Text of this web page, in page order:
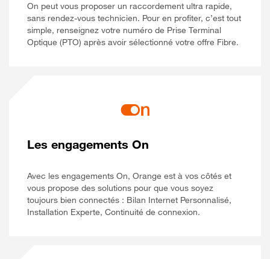
On peut vous proposer un raccordement ultra rapide,
sans rendez-vous technicien. Pour en profiter, c’est tout
simple, renseignez votre numéro de Prise Terminal
Optique (PTO) après avoir sélectionné votre offre Fibre.
Les engagements On
Avec les engagements On, Orange est à vos côtés et
vous propose des solutions pour que vous soyez
toujours bien connectés : Bilan Internet Personnalisé,
Installation Experte, Continuité de connexion.